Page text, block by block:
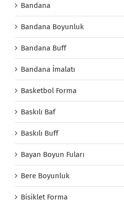
Bandana
Bandana Boyunluk
Bandana Buff
Bandana İmalatı
Basketbol Forma
Baskılı Baf
Baskılı Buff
Bayan Boyun Fuları
Bere Boyunluk
Bisiklet Forma